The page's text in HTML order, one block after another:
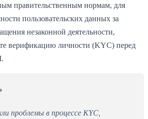
правительственным нормам, для
пользовательских данных за
незаконной деятельности,
верификацию личности (KYC) перед
проблемы в процессе KYC,